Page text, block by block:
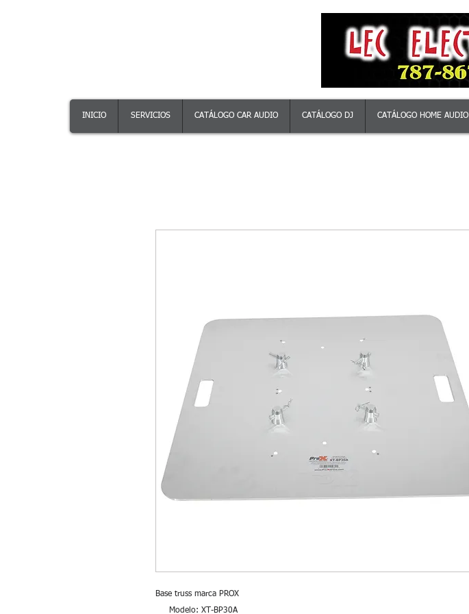
INICIO SERVICIOS CATÁLOGO CAR AUDIO CATÁLOGO DJ CATÁLOGO HOME AUDIO
Base truss marca PROX
Modelo: XT-BP30A